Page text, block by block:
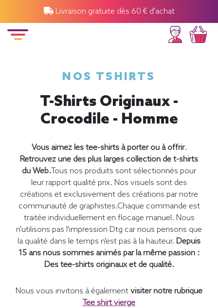
Livraison gratuite dès 60 € d'achat
NOS TSHIRTS
T-Shirts Originaux -
Crocodile - Homme
Vous aimez les tee-shirts à porter ou à offrir.
Retrouvez une des plus larges collection de t-shirts
du Web.Tous nos produits sont sélectionnés pour
leur rapport qualité prix. Nos visuels sont des
créations et exclusivement des créations par notre
communauté de graphistes.Chaque commande est
traitée individuellement en flocage manuel. Nous
n'utilisons pas l'impression Dtg car nous pensons que
la qualité dans le temps n'est pas à la hauteur. Depuis
15 ans nous sommes animés par la même passion :
Des tee-shirts originaux et de qualité.
Nous vous invitons à également visiter notre rubrique
Tee shirt vierge